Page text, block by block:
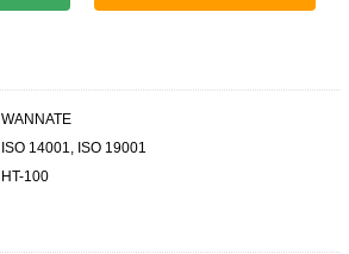
WANNATE
ISO 14001, ISO 19001
HT-100